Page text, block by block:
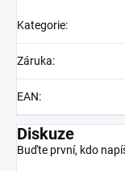
Kategorie:
Záruka:
EAN:
Diskuze
Buďte první, kdo